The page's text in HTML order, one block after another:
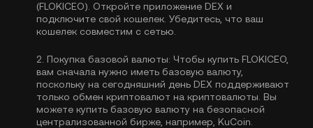
(FLOKICEO). Откройте приложение DEX и
подключите свой кошелек. Убедитесь, что ваш
кошелек совместим с сетью.
2. Покупка базовой валюты: Чтобы купить FLOKICEO,
вам сначала нужно иметь базовую валюту,
поскольку на сегодняшний день DEX поддерживают
только обмен криптовалют на криптовалюты. Вы
можете купить базовую валюту на безопасной
централизованной бирже, например, KuCoin.